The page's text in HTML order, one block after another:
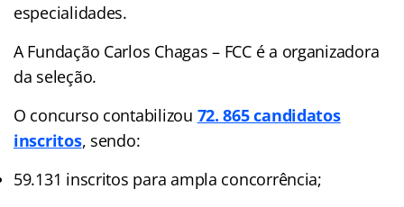
especialidades.
A Fundação Carlos Chagas – FCC é a organizadora
da seleção.
O concurso contabilizou 72. 865 candidatos
inscritos, sendo:
59.131 inscritos para ampla concorrência;